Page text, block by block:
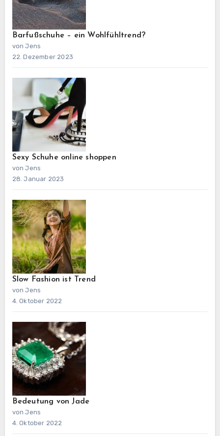
Barfußschuhe – ein Wohlfühltrend?
von Jens
22. Dezember 2023
Sexy Schuhe online shoppen
von Jens
28. Januar 2023
Slow Fashion ist Trend
von Jens
4. Oktober 2022
Bedeutung von Jade
von Jens
4. Oktober 2022